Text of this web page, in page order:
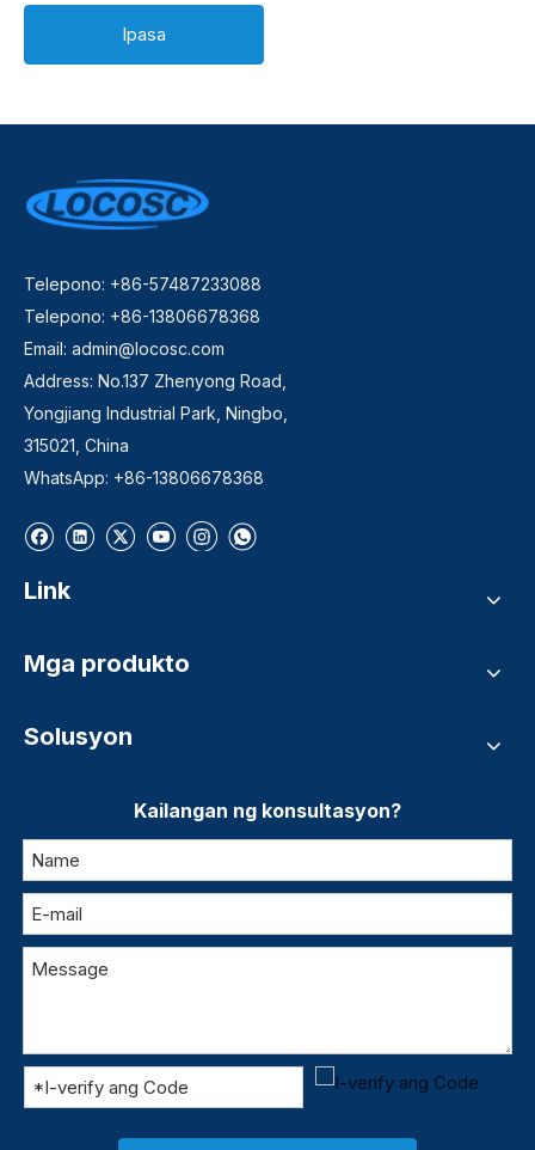
Ipasa
Telepono: +86-57487233088
Telepono: +86-13806678368
Email: admin@locosc.com
Address: No.137 Zhenyong Road,
Yongjiang Industrial Park, Ningbo,
315021, China
WhatsApp: +86-13806678368
Link
Mga produkto
Solusyon
Kailangan ng konsultasyon?